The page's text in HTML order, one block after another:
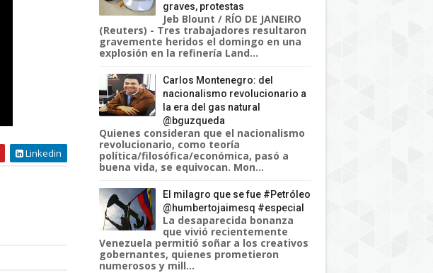
Linkedin
graves, protestas
Jeb Blount / RÍO DE JANEIRO
(Reuters) - Tres trabajadores resultaron
gravemente heridos el domingo en una
explosión en la refinería Land...
Carlos Montenegro: del
nacionalismo revolucionario a
la era del gas natural
@bguzqueda
Quienes consideran que el nacionalismo
revolucionario, como teoría
política/filosófica/económica, pasó a
buena vida, se equivocan. Mon...
El milagro que se fue #Petróleo
@humbertojaimesq #especial
La desaparecida bonanza
que vivió recientemente
Venezuela permitió soñar a los creativos
gobernantes, quienes prometieron
numerosos y mill...